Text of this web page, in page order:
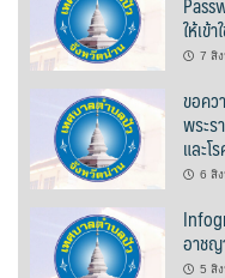
ต้นแหลงโฮมสเตย์
ตูบฮิมโต้งโฮมสเตย์
นครน่านอพาร์ทเม้น
นะลาวิวรีสอร์ท
นาต้นบัวโฮมสเตย์
ให้เข้
7 สิ
ขอคว
พระ
และ
6 สิ
อาชญ
5 สิ